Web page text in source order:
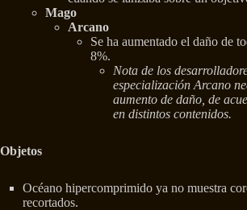
Mago
Arcano
Se ha aumentado el daño de
8%.
Nota de los
especialización Arcano
aumento de daño, de
en distintos contenidos.
Objetos
Océano hipercomprimido ya no muestra
recortados.